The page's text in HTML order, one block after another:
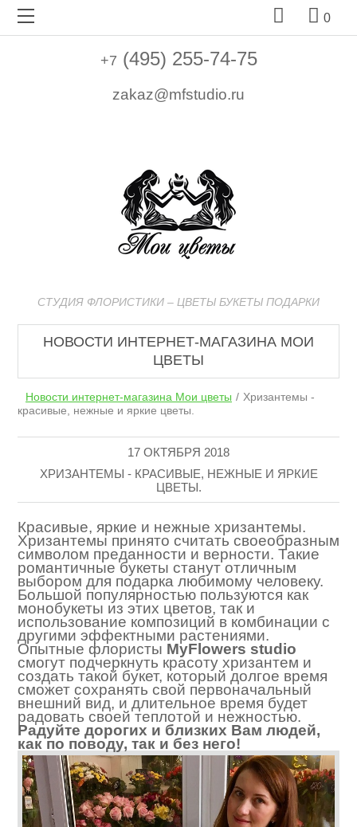
  0
+7 (495) 255-74-75
zakaz@mfstudio.ru
СТУДИЯ ФЛОРИСТИКИ – ЦВЕТЫ БУКЕТЫ ПОДАРКИ
НОВОСТИ ИНТЕРНЕТ-МАГАЗИНА МОИ
ЦВЕТЫ
Новости интернет-магазина Мои цветы
Хризантемы -
красивые, нежные и яркие цветы.
17 ОКТЯБРЯ 2018
ХРИЗАНТЕМЫ - КРАСИВЫЕ, НЕЖНЫЕ И ЯРКИЕ
ЦВЕТЫ.
Красивые, яркие и нежные хризантемы.
Хризантемы принято считать своеобразным
символом преданности и верности. Такие
романтичные букеты станут отличным
выбором для подарка любимому человеку.
Большой популярностью пользуются как
монобукеты из этих цветов, так и
использование композиций в комбинации с
другими эффектными растениями.
Опытные флористы MyFlowers studio
смогут подчеркнуть красоту хризантем и
создать такой букет, который долгое время
сможет сохранять свой первоначальный
внешний вид, и длительное время будет
радовать своей теплотой и нежностью.
Радуйте дорогих и близких Вам людей,
как по поводу, так и без него!